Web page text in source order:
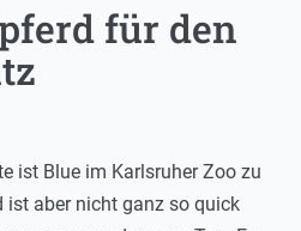
für den
ist Blue im Karlsruher Zoo zu
ist aber nicht ganz so quick